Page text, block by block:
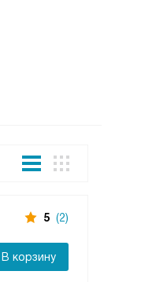
5 (2)
В корзину